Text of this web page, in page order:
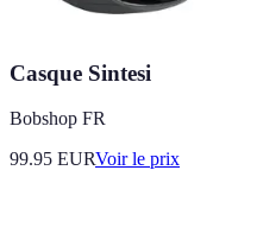
Casque Sintesi
Bobshop FR
99.95 EURVoir le prix